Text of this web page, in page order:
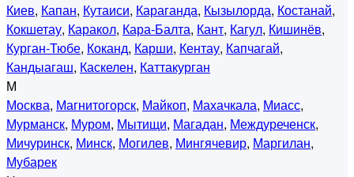
Киев, Капан, Кутаиси, Караганда, Кызылорда, Костанай,
Кокшетау, Каракол, Кара-Балта, Кант, Кагул, Кишинёв,
Курган-Тюбе, Коканд, Карши, Кентау, Капчагай,
Кандыагаш, Каскелен, Каттакурган
М
Москва, Магнитогорск, Майкоп, Махачкала, Миасс,
Мурманск, Муром, Мытищи, Магадан, Междуреченск,
Мичуринск, Минск, Могилев, Мингячевир, Маргилан,
Мубарек